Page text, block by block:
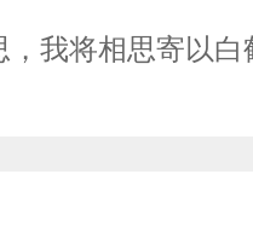
，我将相思寄以